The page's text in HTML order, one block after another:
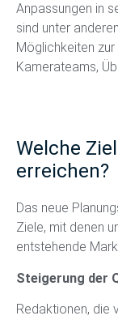
Anpassungen in
sind unter
Möglichkeiten
Kamerateams,
Welche
erreichen?
Das neue
Ziele, mit denen
entstehende
Steigerung der
Redaktionen, die